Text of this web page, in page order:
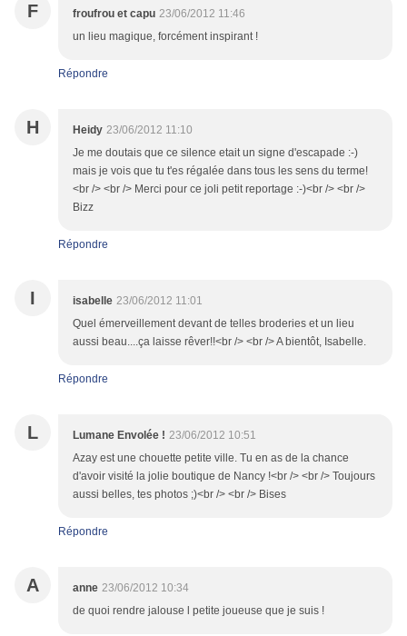
F froufrou et capu 23/06/2012 11:46
un lieu magique, forcément inspirant !
Répondre
H Heidy 23/06/2012 11:10
Je me doutais que ce silence etait un signe d'escapade :-)
mais je vois que tu t'es régalée dans tous les sens du terme!
<br /> <br /> Merci pour ce joli petit reportage :-)<br /> <br />
Bizz
Répondre
I isabelle 23/06/2012 11:01
Quel émerveillement devant de telles broderies et un lieu
aussi beau....ça laisse rêver!!<br /> <br /> A bientôt, Isabelle.
Répondre
L Lumane Envolée ! 23/06/2012 10:51
Azay est une chouette petite ville. Tu en as de la chance
d'avoir visité la jolie boutique de Nancy !<br /> <br /> Toujours
aussi belles, tes photos ;)<br /> <br /> Bises
Répondre
A anne 23/06/2012 10:34
de quoi rendre jalouse l petite joueuse que je suis !